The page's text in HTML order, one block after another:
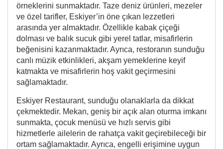
örneklerini sunmaktadır. Taze deniz ürünleri, mezeler
ve özel tarifler, Eskiyer’in öne çıkan lezzetleri
arasında yer almaktadır. Özellikle kabak çiçeği
dolması ve balık sucuk gibi yerel tatlar, misafirlerin
beğenisini kazanmaktadır. Ayrıca, restoranın sunduğu
canlı müzik etkinlikleri, akşam yemeklerine keyif
katmakta ve misafirlerin hoş vakit geçirmesini
sağlamaktadır.
Eskiyer Restaurant, sunduğu olanaklarla da dikkat
çekmektedir. Mekan, geniş bir açık alan oturma imkanı
sunmakta, çocuk menüsü ve hızlı servis gibi
hizmetlerle ailelerin de rahatça vakit geçirebileceği bir
ortam sağlamaktadır. Ayrıca, engelli erişimine uygun